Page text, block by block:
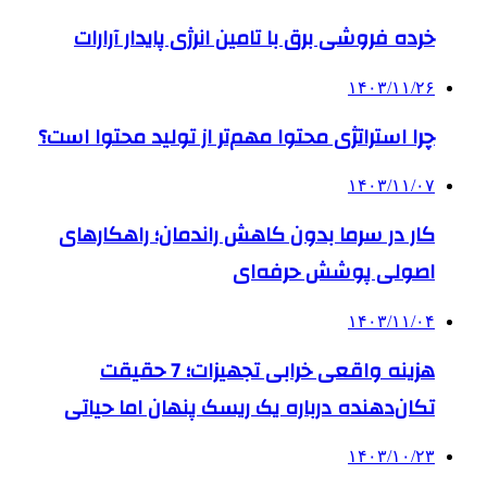
خرده فروشی برق با تامین انرژی پایدار آرارات
۱۴۰۳/۱۱/۲۶
چرا استراتژی محتوا مهم‌تر از تولید محتوا است؟
۱۴۰۳/۱۱/۰۷
کار در سرما بدون کاهش راندمان؛ راهکارهای
اصولی پوشش حرفه‌ای
۱۴۰۳/۱۱/۰۴
هزینه واقعی خرابی تجهیزات؛ 7 حقیقت
تکان‌دهنده درباره یک ریسک پنهان اما حیاتی
۱۴۰۳/۱۰/۲۳